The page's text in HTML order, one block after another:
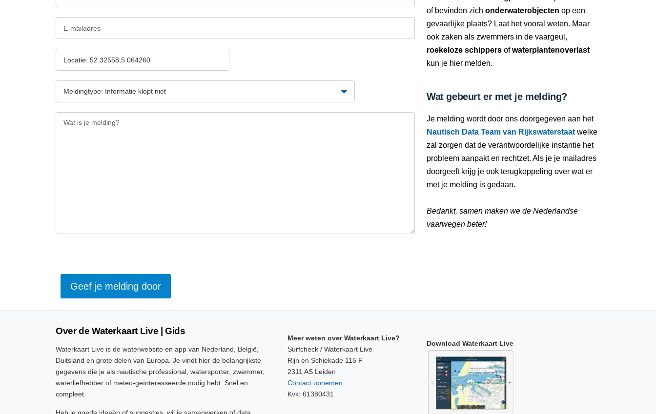
of bevinden zich onderwaterobjecten op een
gevaarlijke plaats? Laat het vooral weten. Maar
ook zaken als zwemmers in de vaargeul,
roekeloze schippers ofwaterplantenoverlast
kun je hier melden.
Wat gebeurt er met je melding?
Je melding wordt door ons doorgegeven aan het
Nautisch Data Team van Rijkswaterstaat welke
zal zorgen dat de verantwoordelijke instantie het
probleem aanpakt en rechtzet. Als je je mailadres
doorgeeft krijg je ook terugkoppeling over wat er
met je melding is gedaan.
Bedankt, samen maken we de Nederlandse
vaarwegen beter!
Over de Waterkaart Live | Gids
Waterkaart Live is de waterwebsite en app van Nederland, België,
Duitsland en grote delen van Europa. Je vindt hier de belangrijkste
gegevens die je als nautische professional, watersporter, zwemmer,
waterliefhebber of meteo-geïnteresseerde nodig hebt. Snel en
compleet.
Meer weten over Waterkaart Live?
Surfcheck / Waterkaart Live
Rijn en Schiekade 115 F
2311 AS Leiden
Contact opnemen
Kvk: 61380431
Download Waterkaart Live